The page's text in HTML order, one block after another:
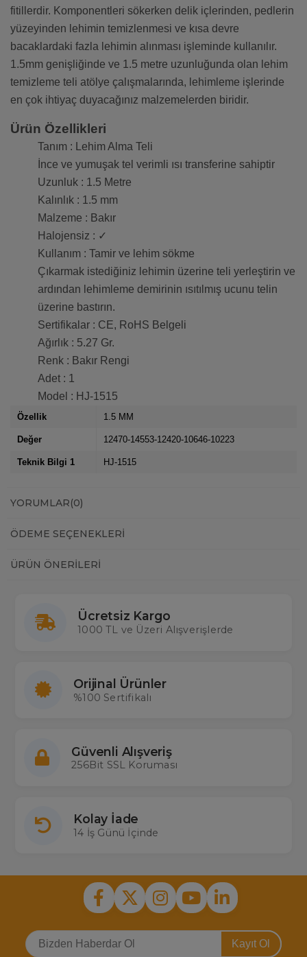
fitillerdir. Komponentleri sökerken delik içlerinden, pedlerin
yüzeyinden lehimin temizlenmesi ve kısa devre
bacaklardaki fazla lehimin alınması işleminde kullanılır.
1.5mm genişliğinde ve 1.5 metre uzunluğunda olan lehim
temizleme teli atölye çalışmalarında, lehimleme işlerinde
en çok ihtiyaç duyacağınız malzemelerden biridir.
Ürün Özellikleri
Tanım : Lehim Alma Teli
İnce ve yumuşak tel verimli ısı transferine sahiptir
Uzunluk : 1.5 Metre
Kalınlık : 1.5 mm
Malzeme : Bakır
Halojensiz : ✓
Kullanım : Tamir ve lehim sökme
Çıkarmak istediğiniz lehimin üzerine teli yerleştirin ve
ardından lehimleme demirinin ısıtılmış ucunu telin
üzerine bastırın.
Sertifikalar : CE, RoHS Belgeli
Ağırlık : 5.27 Gr.
Renk : Bakır Rengi
Adet : 1
Model : HJ-1515
Özellik 1.5 MM
Değer 12470-14553-12420-10646-10223
Teknik Bilgi 1 HJ-1515
YORUMLAR(0)
ÖDEME SEÇENEKLERI
ÜRÜN ÖNERILERI
Ücretsiz Kargo
1000 TL ve Üzeri Alışverişlerde
Orijinal Ürünler
%100 Sertifikalı
Güvenli Alışveriş
256Bit SSL Koruması
Kolay İade
14 İş Günü İçinde
Kayıt Ol